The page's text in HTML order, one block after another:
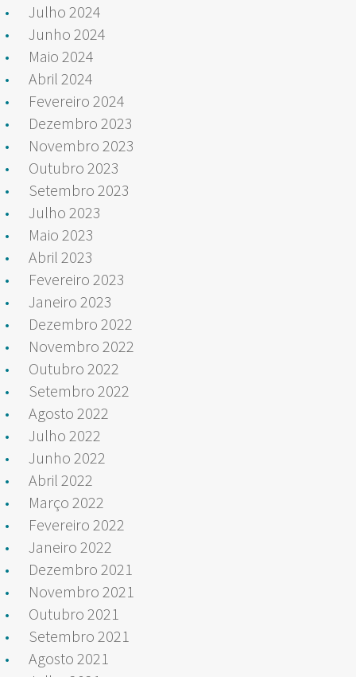
Julho 2024
Junho 2024
Maio 2024
Abril 2024
Fevereiro 2024
Dezembro 2023
Novembro 2023
Outubro 2023
Setembro 2023
Julho 2023
Maio 2023
Abril 2023
Fevereiro 2023
Janeiro 2023
Dezembro 2022
Novembro 2022
Outubro 2022
Setembro 2022
Agosto 2022
Julho 2022
Junho 2022
Abril 2022
Março 2022
Fevereiro 2022
Janeiro 2022
Dezembro 2021
Novembro 2021
Outubro 2021
Setembro 2021
Agosto 2021